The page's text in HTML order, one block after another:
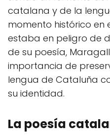
catalana y de la
momento histórico en
estaba en peligro de
de su poesía,
importancia de
lengua de Cataluña
su identidad.
La poesía